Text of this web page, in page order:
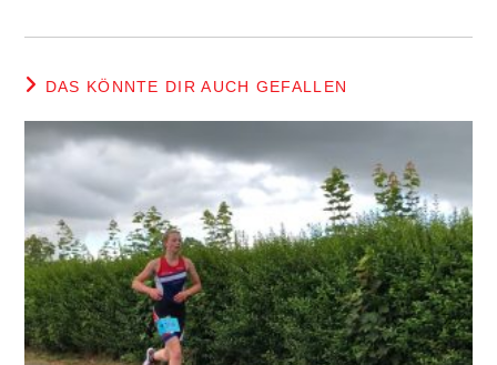
DAS KÖNNTE DIR AUCH GEFALLEN